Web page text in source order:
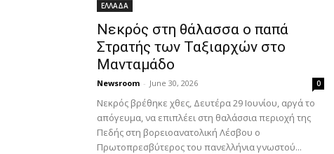
ΕΛΛΑΔΑ
Νεκρός στη θάλασσα ο παπά
Στρατής των Ταξιαρχών στο
Μανταμάδο
Newsroom - June 30, 2026 0
Νεκρός βρέθηκε χθες, Δευτέρα 29 Ιουνίου, αργά το
απόγευμα, να επιπλέει στη θαλάσσια περιοχή της
Πεδής στη βορειοανατολική Λέσβου ο
Πρωτοπρεσβύτερος του πανελλήνια γνωστού...